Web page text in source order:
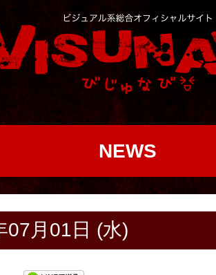
NEWS
07月01日 (水)